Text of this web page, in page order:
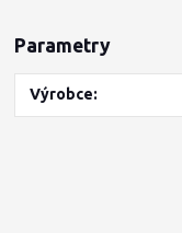
Parametry
Výrobce